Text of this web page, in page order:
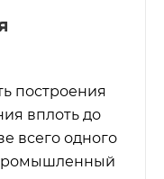
построения
вплоть до
всего одного